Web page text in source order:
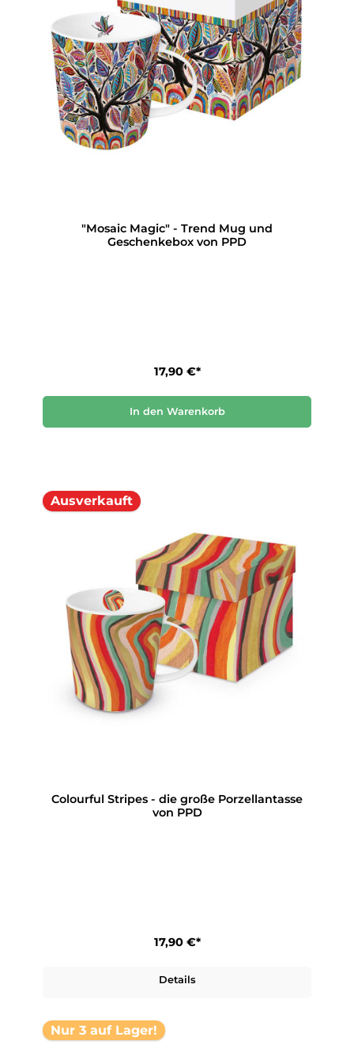
"Mosaic Magic" - Trend Mug und
Geschenkebox von PPD
17,90 €*
In den Warenkorb
Ausverkauft
Colourful Stripes - die große Porzellantasse
von PPD
17,90 €*
Details
Nur 3 auf Lager!